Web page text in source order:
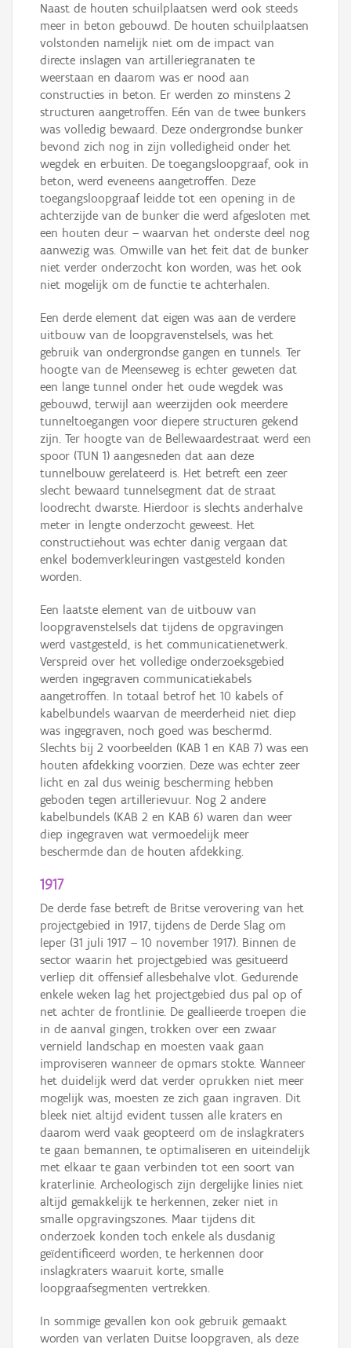
Naast de houten schuilplaatsen werd ook steeds
meer in beton gebouwd. De houten schuilplaatsen
volstonden namelijk niet om de impact van
directe inslagen van artilleriegranaten te
weerstaan en daarom was er nood aan
constructies in beton. Er werden zo minstens 2
structuren aangetroffen. Eén van de twee bunkers
was volledig bewaard. Deze ondergrondse bunker
bevond zich nog in zijn volledigheid onder het
wegdek en erbuiten. De toegangsloopgraaf, ook in
beton, werd eveneens aangetroffen. Deze
toegangsloopgraaf leidde tot een opening in de
achterzijde van de bunker die werd afgesloten met
een houten deur – waarvan het onderste deel nog
aanwezig was. Omwille van het feit dat de bunker
niet verder onderzocht kon worden, was het ook
niet mogelijk om de functie te achterhalen.
Een derde element dat eigen was aan de verdere
uitbouw van de loopgravenstelsels, was het
gebruik van ondergrondse gangen en tunnels. Ter
hoogte van de Meenseweg is echter geweten dat
een lange tunnel onder het oude wegdek was
gebouwd, terwijl aan weerzijden ook meerdere
tunneltoegangen voor diepere structuren gekend
zijn. Ter hoogte van de Bellewaardestraat werd een
spoor (TUN 1) aangesneden dat aan deze
tunnelbouw gerelateerd is. Het betreft een zeer
slecht bewaard tunnelsegment dat de straat
loodrecht dwarste. Hierdoor is slechts anderhalve
meter in lengte onderzocht geweest. Het
constructiehout was echter danig vergaan dat
enkel bodemverkleuringen vastgesteld konden
worden.
Een laatste element van de uitbouw van
loopgravenstelsels dat tijdens de opgravingen
werd vastgesteld, is het communicatienetwerk.
Verspreid over het volledige onderzoeksgebied
werden ingegraven communicatiekabels
aangetroffen. In totaal betrof het 10 kabels of
kabelbundels waarvan de meerderheid niet diep
was ingegraven, noch goed was beschermd.
Slechts bij 2 voorbeelden (KAB 1 en KAB 7) was een
houten afdekking voorzien. Deze was echter zeer
licht en zal dus weinig bescherming hebben
geboden tegen artillerievuur. Nog 2 andere
kabelbundels (KAB 2 en KAB 6) waren dan weer
diep ingegraven wat vermoedelijk meer
beschermde dan de houten afdekking.
1917
De derde fase betreft de Britse verovering van het
projectgebied in 1917, tijdens de Derde Slag om
Ieper (31 juli 1917 – 10 november 1917). Binnen de
sector waarin het projectgebied was gesitueerd
verliep dit offensief allesbehalve vlot. Gedurende
enkele weken lag het projectgebied dus pal op of
net achter de frontlinie. De geallieerde troepen die
in de aanval gingen, trokken over een zwaar
vernield landschap en moesten vaak gaan
improviseren wanneer de opmars stokte. Wanneer
het duidelijk werd dat verder oprukken niet meer
mogelijk was, moesten ze zich gaan ingraven. Dit
bleek niet altijd evident tussen alle kraters en
daarom werd vaak geopteerd om de inslagkraters
te gaan bemannen, te optimaliseren en uiteindelijk
met elkaar te gaan verbinden tot een soort van
kraterlinie. Archeologisch zijn dergelijke linies niet
altijd gemakkelijk te herkennen, zeker niet in
smalle opgravingszones. Maar tijdens dit
onderzoek konden toch enkele als dusdanig
geïdentificeerd worden, te herkennen door
inslagkraters waaruit korte, smalle
loopgraafsegmenten vertrekken.
In sommige gevallen kon ook gebruik gemaakt
worden van verlaten Duitse loopgraven, als deze